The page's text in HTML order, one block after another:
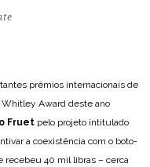
prêmios internacionais de
Whitley Award deste ano
Fruet pelo projeto intitulado
a coexistência com o boto-
recebeu 40 mil libras – cerca